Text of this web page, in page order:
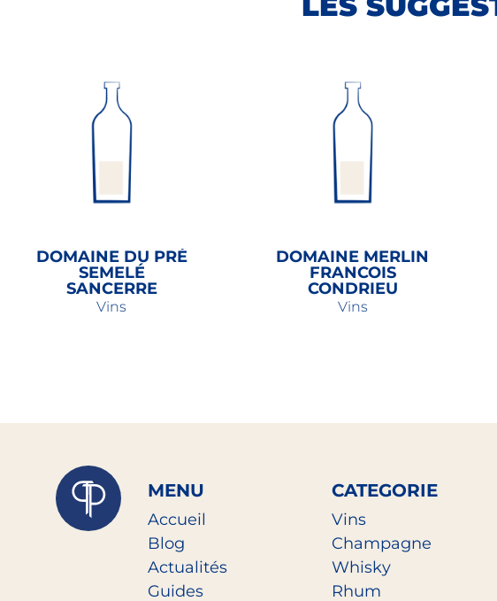
DOMAINE DU PRÉ
SEMELÉ
SANCERRE
Vins
DOMAINE MERLIN
FRANCOIS
CONDRIEU
Vins
MENU
Accueil
Blog
Actualités
Guides
CATEGORIE
Vins
Champagne
Whisky
Rhum